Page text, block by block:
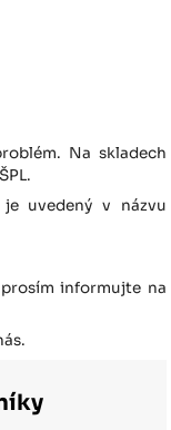
Na skladech
uvedený v názvu
informujte na